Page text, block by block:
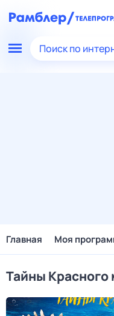
Поиск по
Главная Моя
Тайны Крaсного